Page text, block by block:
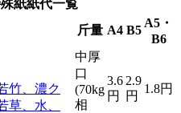
紙紙代一覧
斤量 A4 B5
A5・
B6
竹、濃ク
草、水、
中厚
口
(70kg
相
3.6
円
2.9
円
1.8円